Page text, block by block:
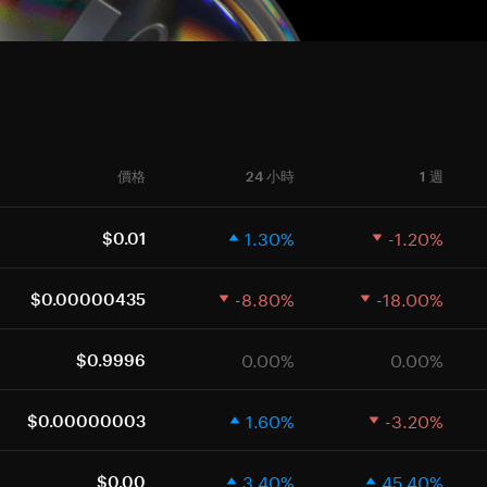
價格 24 小時 1 週
$0.01 1.30% -1.20%
$0.00000435 -8.80% -18.00%
$0.9996 0.00% 0.00%
$0.00000003 1.60% -3.20%
$0.00 3.40% 45.40%